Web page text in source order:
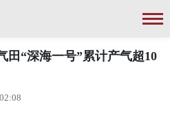
田“深海一号”累计产气超10